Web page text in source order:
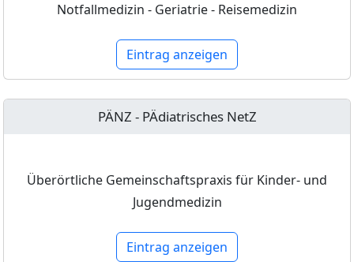
Notfallmedizin - Geriatrie - Reisemedizin
Eintrag anzeigen
PÄNZ - PÄdiatrisches NetZ
Überörtliche Gemeinschaftspraxis für Kinder- und
Jugendmedizin
Eintrag anzeigen